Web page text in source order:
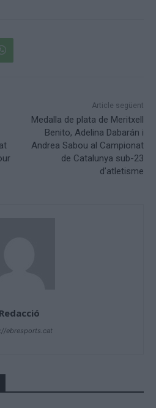
Article següent
Medalla de plata de Meritxell
Benito, Adelina Dabarán i
Andrea Sabou al Campionat
de Catalunya sub-23
d’atletisme
Redacció
ebresports.cat